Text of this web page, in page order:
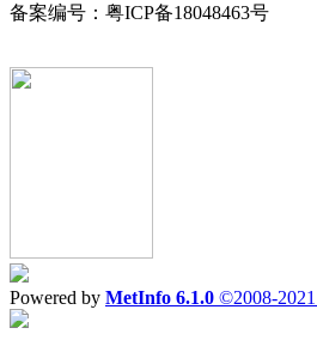
备案编号：粤ICP备18048463号
Powered by MetInfo 6.1.0 ©2008-2021